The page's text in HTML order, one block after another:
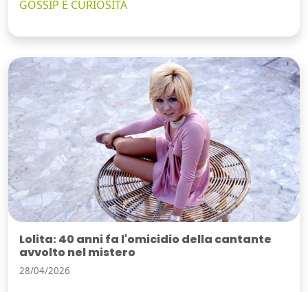
GOSSIP E CURIOSITÀ
Lolita: 40 anni fa l'omicidio della cantante
avvolto nel mistero
28/04/2026